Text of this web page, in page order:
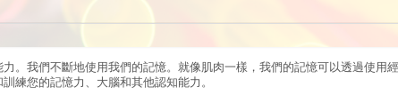
。我們不斷地使用我們的記憶。就像肌肉一樣，我們的記憶可以透過使用
練您的記憶力、大腦和其他認知能力。